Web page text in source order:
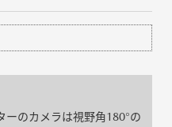
ーのカメラは視野角180°の